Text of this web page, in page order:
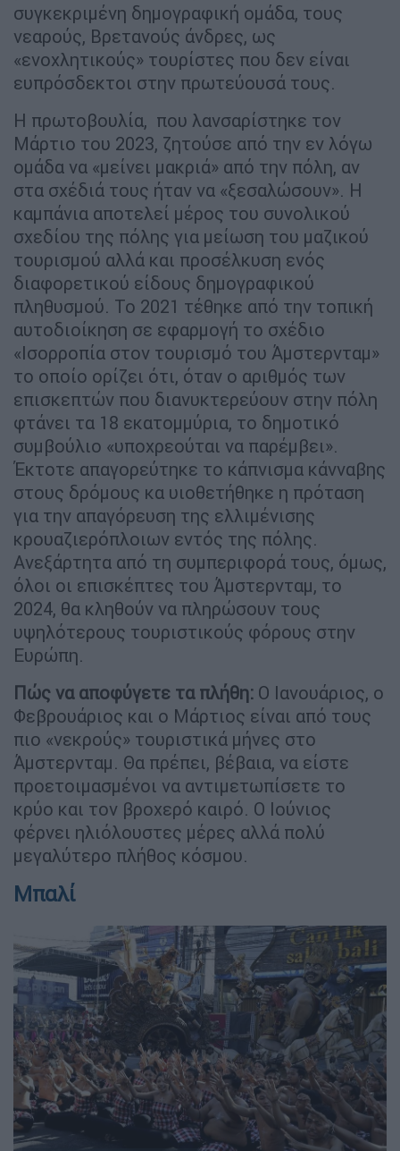
συγκεκριμένη δημογραφική ομάδα, τους
νεαρούς, Βρετανούς άνδρες, ως
«ενοχλητικούς» τουρίστες που δεν είναι
ευπρόσδεκτοι στην πρωτεύουσά τους.
Η πρωτοβουλία, που λανσαρίστηκε τον
Μάρτιο του 2023, ζητούσε από την εν λόγω
ομάδα να «μείνει μακριά» από την πόλη, αν
στα σχέδιά τους ήταν να «ξεσαλώσουν». Η
καμπάνια αποτελεί μέρος του συνολικού
σχεδίου της πόλης για μείωση του μαζικού
τουρισμού αλλά και προσέλκυση ενός
διαφορετικού είδους δημογραφικού
πληθυσμού. Το 2021 τέθηκε από την τοπική
αυτοδιοίκηση σε εφαρμογή το σχέδιο
«Ισορροπία στον τουρισμό του Άμστερνταμ»
το οποίο ορίζει ότι, όταν ο αριθμός των
επισκεπτών που διανυκτερεύουν στην πόλη
φτάνει τα 18 εκατομμύρια, το δημοτικό
συμβούλιο «υποχρεούται να παρέμβει».
Έκτοτε απαγορεύτηκε το κάπνισμα κάνναβης
στους δρόμους κα υιοθετήθηκε η πρόταση
για την απαγόρευση της ελλιμένισης
κρουαζιερόπλοιων εντός της πόλης.
Ανεξάρτητα από τη συμπεριφορά τους, όμως,
όλοι οι επισκέπτες του Άμστερνταμ, το
2024, θα κληθούν να πληρώσουν τους
υψηλότερους τουριστικούς φόρους στην
Ευρώπη.
Πώς να αποφύγετε τα πλήθη: Ο Ιανουάριος, ο
Φεβρουάριος και ο Μάρτιος είναι από τους
πιο «νεκρούς» τουριστικά μήνες στο
Άμστερνταμ. Θα πρέπει, βέβαια, να είστε
προετοιμασμένοι να αντιμετωπίσετε το
κρύο και τον βροχερό καιρό. Ο Ιούνιος
φέρνει ηλιόλουστες μέρες αλλά πολύ
μεγαλύτερο πλήθος κόσμου.
Μπαλί